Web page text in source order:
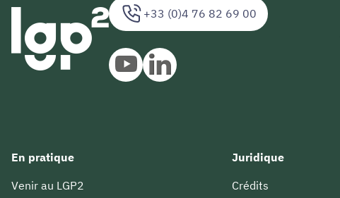
+33 (0)4 76 82 69 00
En pratique
Venir au LGP2
Juridique
Crédits